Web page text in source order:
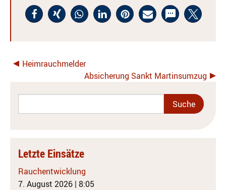
Heimrauchmelder
Absicherung Sankt Martinsumzug
Letzte Einsätze
Rauchentwicklung
7. August 2026 | 8:05